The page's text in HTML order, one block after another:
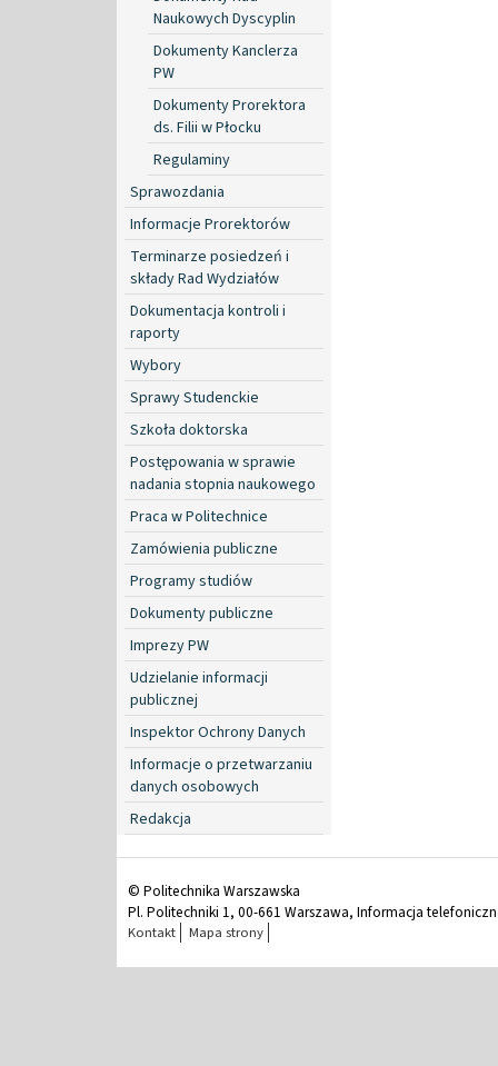
Naukowych Dyscyplin
Dokumenty Kanclerza
PW
Dokumenty Prorektora
ds. Filii w Płocku
Regulaminy
Sprawozdania
Informacje Prorektorów
Terminarze posiedzeń i
składy Rad Wydziałów
Dokumentacja kontroli i
raporty
Wybory
Sprawy Studenckie
Szkoła doktorska
Postępowania w sprawie
nadania stopnia naukowego
Praca w Politechnice
Zamówienia publiczne
Programy studiów
Dokumenty publiczne
Imprezy PW
Udzielanie informacji
publicznej
Inspektor Ochrony Danych
Informacje o przetwarzaniu
danych osobowych
Redakcja
© Politechnika Warszawska
Pl. Politechniki 1, 00-661 Warszawa, Informacja
Kontakt Mapa strony